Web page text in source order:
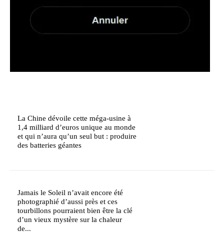
La Chine dévoile cette méga-usine à
1,4 milliard d’euros unique au monde
et qui n’aura qu’un seul but : produire
des batteries géantes
Jamais le Soleil n’avait encore été
photographié d’aussi près et ces
tourbillons pourraient bien être la clé
d’un vieux mystère sur la chaleur
de...